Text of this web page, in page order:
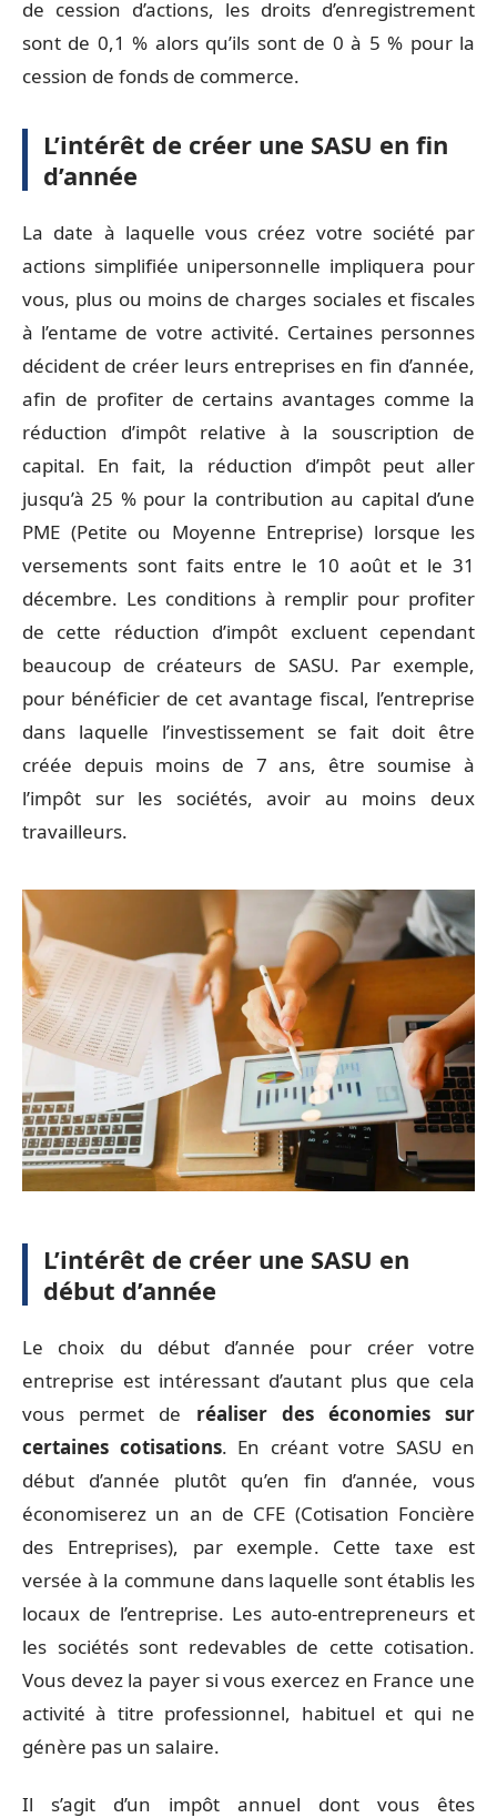
de cession d’actions, les droits d’enregistrement
sont de 0,1 % alors qu’ils sont de 0 à 5 % pour la
cession de fonds de commerce.
L’intérêt de créer une SASU en fin
d’année
La date à laquelle vous créez votre société par
actions simplifiée unipersonnelle impliquera pour
vous, plus ou moins de charges sociales et fiscales
à l’entame de votre activité. Certaines personnes
décident de créer leurs entreprises en fin d’année,
afin de profiter de certains avantages comme la
réduction d’impôt relative à la souscription de
capital. En fait, la réduction d’impôt peut aller
jusqu’à 25 % pour la contribution au capital d’une
PME (Petite ou Moyenne Entreprise) lorsque les
versements sont faits entre le 10 août et le 31
décembre. Les conditions à remplir pour profiter
de cette réduction d’impôt excluent cependant
beaucoup de créateurs de SASU. Par exemple,
pour bénéficier de cet avantage fiscal, l’entreprise
dans laquelle l’investissement se fait doit être
créée depuis moins de 7 ans, être soumise à
l’impôt sur les sociétés, avoir au moins deux
travailleurs.
L’intérêt de créer une SASU en
début d’année
Le choix du début d’année pour créer votre
entreprise est intéressant d’autant plus que cela
vous permet de réaliser des économies sur
certaines cotisations. En créant votre SASU en
début d’année plutôt qu’en fin d’année, vous
économiserez un an de CFE (Cotisation Foncière
des Entreprises), par exemple. Cette taxe est
versée à la commune dans laquelle sont établis les
locaux de l’entreprise. Les auto-entrepreneurs et
les sociétés sont redevables de cette cotisation.
Vous devez la payer si vous exercez en France une
activité à titre professionnel, habituel et qui ne
génère pas un salaire.
Il s’agit d’un impôt annuel dont vous êtes